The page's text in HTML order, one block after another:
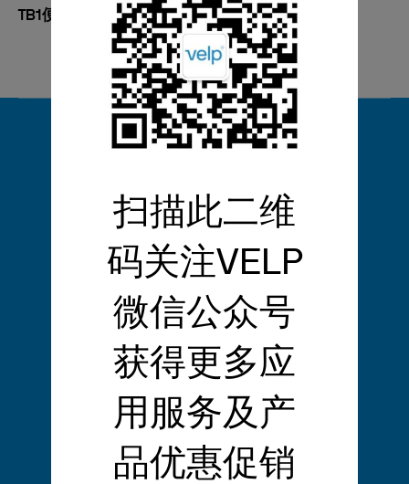
TB1便携式浊度仪
扫描此二维
码关注VELP
微信公众号
获得更多应
用服务及产
品优惠促销
Headquarters
Via Stazione, 16
20865 Usmate (MB) - Italy
VELP Scientific, Inc
40, Burt Drive, Unit #1, Deer Park
NY 11729 - U.S.
Tel. +1 631 573 6002
VELP China Co. Ltd.
中国上海市浦东新区金吉路778号1幢828室
Tel. 400-089-8029